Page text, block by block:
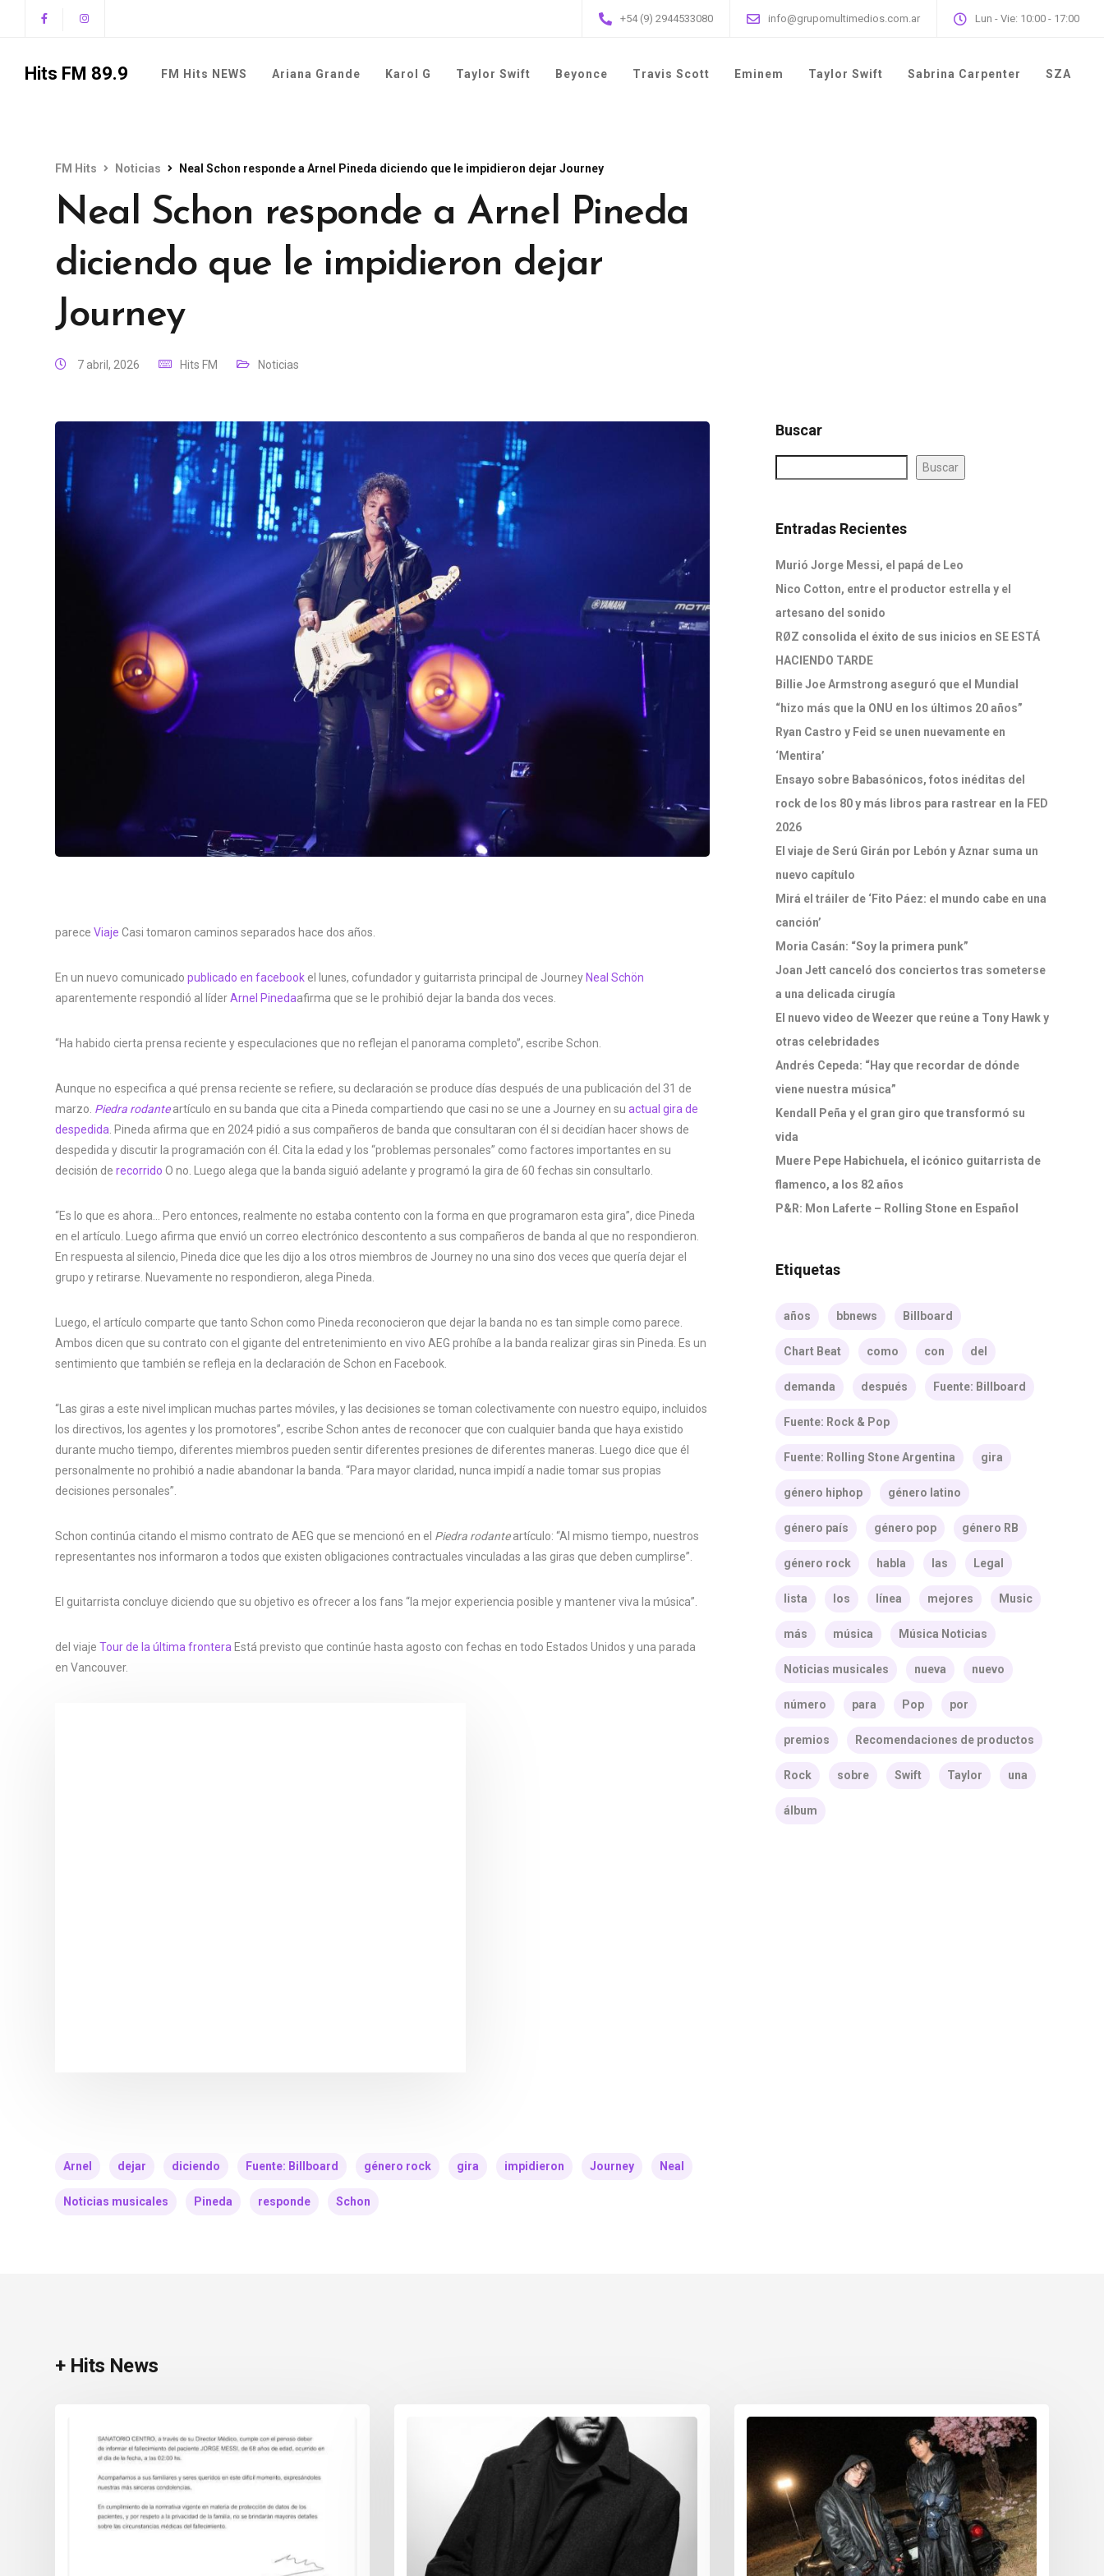
+54 (9) 2944533080 info@grupomultimedios.com.ar Lun - Vie: 10:00 - 17:00
Hits FM 89.9 FM Hits NEWS Ariana Grande Karol G Taylor Swift Beyonce Travis Scott Eminem Taylor Swift Sabrina Carpenter SZA
FM Hits Noticias Neal Schon responde a Arnel Pineda diciendo que le impidieron dejar Journey
Neal Schon responde a Arnel Pineda
diciendo que le impidieron dejar
Journey
7 abril, 2026 Hits FM Noticias
parece Viaje Casi tomaron caminos separados hace dos años.
En un nuevo comunicado publicado en facebook el lunes, cofundador y guitarrista principal de Journey Neal Schön
aparentemente respondió al líderArnel Pinedaafirma que se le prohibió dejar la banda dos veces.
“Ha habido cierta prensa reciente y especulaciones que no reflejan el panorama completo”, escribe Schon.
Aunque no especifica a qué prensa reciente se refiere, su declaración se produce días después de una publicación del 31 de
marzo. Piedra rodante artículo en su banda que cita a Pineda compartiendo que casi no se une a Journey en su actual gira de
despedida . Pineda afirma que en 2024 pidió a sus compañeros de banda que consultaran con él si decidían hacer shows de
despedida y discutir la programación con él. Cita la edad y los “problemas personales” como factores importantes en su
decisión de recorrido O no. Luego alega que la banda siguió adelante y programó la gira de 60 fechas sin consultarlo.
“Es lo que es ahora… Pero entonces, realmente no estaba contento con la forma en que programaron esta gira”, dice Pineda
en el artículo. Luego afirma que envió un correo electrónico descontento a sus compañeros de banda al que no respondieron.
En respuesta al silencio, Pineda dice que les dijo a los otros miembros de Journey no una sino dos veces que quería dejar el
grupo y retirarse. Nuevamente no respondieron, alega Pineda.
Luego, el artículo comparte que tanto Schon como Pineda reconocieron que dejar la banda no es tan simple como parece.
Ambos dicen que su contrato con el gigante del entretenimiento en vivo AEG prohíbe a la banda realizar giras sin Pineda. Es un
sentimiento que también se refleja en la declaración de Schon en Facebook.
“Las giras a este nivel implican muchas partes móviles, y las decisiones se toman colectivamente con nuestro equipo, incluidos
los directivos, los agentes y los promotores”, escribe Schon antes de reconocer que con cualquier banda que haya existido
durante mucho tiempo, diferentes miembros pueden sentir diferentes presiones de diferentes maneras. Luego dice que él
personalmente no prohibió a nadie abandonar la banda. “Para mayor claridad, nunca impidí a nadie tomar sus propias
decisiones personales”.
Schon continúa citando el mismo contrato de AEG que se mencionó en el Piedra rodanteartículo: “Al mismo tiempo, nuestros
representantes nos informaron a todos que existen obligaciones contractuales vinculadas a las giras que deben cumplirse”.
El guitarrista concluye diciendo que su objetivo es ofrecer a los fans “la mejor experiencia posible y mantener viva la música”.
del viaje Tour de la última frontera Está previsto que continúe hasta agosto con fechas en todo Estados Unidos y una parada
en Vancouver.
Arnel dejar diciendo Fuente: Billboard género rock gira impidieron Journey Neal
Noticias musicales Pineda responde Schon
Buscar
Buscar
Entradas Recientes
Murió Jorge Messi, el papá de Leo
Nico Cotton, entre el productor estrella y el
artesano del sonido
RØZ consolida el éxito de sus inicios en SE ESTÁ
HACIENDO TARDE
Billie Joe Armstrong aseguró que el Mundial
“hizo más que la ONU en los últimos 20 años”
Ryan Castro y Feid se unen nuevamente en
‘Mentira’
Ensayo sobre Babasónicos, fotos inéditas del
rock de los 80 y más libros para rastrear en la FED
2026
El viaje de Serú Girán por Lebón y Aznar suma un
nuevo capítulo
Mirá el tráiler de ‘Fito Páez: el mundo cabe en una
canción’
Moria Casán: “Soy la primera punk”
Joan Jett canceló dos conciertos tras someterse
a una delicada cirugía
El nuevo video de Weezer que reúne a Tony Hawk y
otras celebridades
Andrés Cepeda: “Hay que recordar de dónde
viene nuestra música”
Kendall Peña y el gran giro que transformó su
vida
Muere Pepe Habichuela, el icónico guitarrista de
flamenco, a los 82 años
P&R: Mon Laferte – Rolling Stone en Español
Etiquetas
años bbnews Billboard
Chart Beat como con del
demanda después Fuente: Billboard
Fuente: Rock & Pop
Fuente: Rolling Stone Argentina gira
género hiphop género latino
género país género pop género RB
género rock habla las Legal
lista los línea mejores Music
más música Música Noticias
Noticias musicales nueva nuevo
número para Pop por
premios Recomendaciones de productos
Rock sobre Swift Taylor una
álbum
+ Hits News